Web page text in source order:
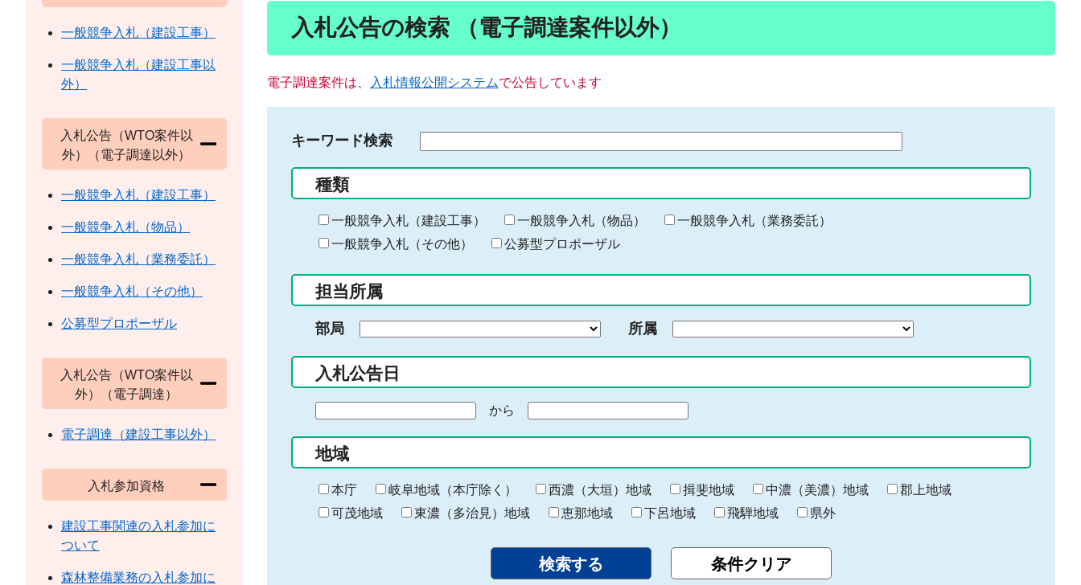
入札公告の検索 （電子調達案件以外）
電子調達案件は、 入札情報公開システムで公告しています
キーワード検索
る
キ
ー
ー
入
力
種類
一般競争入札（建設工事） 一般競争入札（物品）
一般競争入札（業務委託）
一般競争入札（その他）
公募型プロポーザル
担当所属
部局 所属
入札公告日
の
始
ま
り
から
終
わ
り
地域
本庁 岐阜地域（本庁除く） 西濃（大垣）地域 揖斐地域 中濃（美濃）地域
郡上地域
可茂地域
東濃（多治見）地域 恵那地域 下呂地域 飛騨地域 県外
一般競争入札（建設工事）
一般競争入札（建設工事以
外）
入札公告（WTO案件以
外）（電子調達以外）
一般競争入札（建設工事）
一般競争入札（物品）
一般競争入札（業務委託）
一般競争入札（その他）
公募型プロポーザル
入札公告（WTO案件以
外）（電子調達）
電子調達（建設工事以外）
入札参加資格
建設工事関連の入札参加に
ついて
森林整備業務の入札参加に